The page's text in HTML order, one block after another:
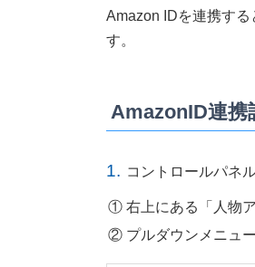
Amazon IDを連携す
す。
AmazonID連携
1. コントロールパネ
右上にある「人物
プルダウンメニュ